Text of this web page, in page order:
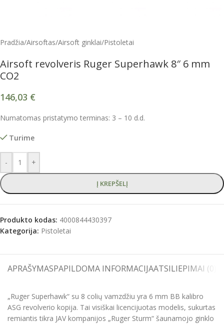
Pradžia/Airsoftas/Airsoft ginklai/Pistoletai
Airsoft revolveris Ruger Superhawk 8″ 6 mm
CO2
146,03 €
Numatomas pristatymo terminas: 3 – 10 d.d.
Turime
- +
Į KREPŠELĮ
Produkto kodas: 4000844430397
Kategorija: Pistoletai
APRAŠYMASPAPILDOMA INFORMACIJAATSILIEPIMAI (0)
„Ruger Superhawk“ su 8 colių vamzdžiu yra 6 mm BB kalibro
ASG revolverio kopija. Tai visiškai licencijuotas modelis, sukurtas
remiantis tikra JAV kompanijos „Ruger Sturm“ šaunamojo ginklo